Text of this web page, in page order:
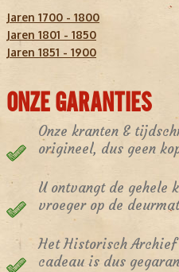
Jaren 1700 - 1800
Jaren 1801 - 1850
Jaren 1851 - 1900
ONZE GARANTIES
Onze kranten &
origineel, dus geen
U ontvangt de gehele
vroeger op de
Het Historisch
cadeau is dus